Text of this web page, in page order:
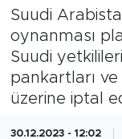
Suudi
oynanması
Suudi
pankartları
üzerine iptal
30.12.2023 - 12:02
DÜNYA
GÜNCEL
Tüm
Son